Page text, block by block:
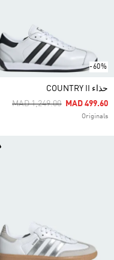
-60%
حذاء COUNTRY II
Price Reduced From
MAD 1,249.00ToMAD 499.60
Originals